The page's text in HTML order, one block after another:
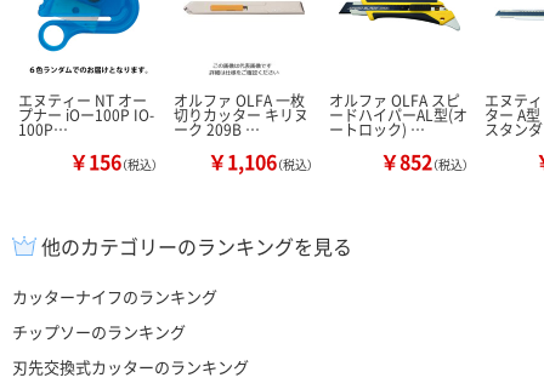
エヌティー NT オー
プナー iOー100P IO-
100P…
￥156（税込）
オルファ OLFA 一枚
切りカッター キリヌ
ーク 209B …
￥1,106（税込）
オルファ OLFA スピ
ードハイパーAL型(オ
ートロック) …
￥852（税込）
エヌテ
ター A
スタン
他のカテゴリーのランキングを見る
カッターナイフのランキング
チップソーのランキング
刃先交換式カッターのランキング